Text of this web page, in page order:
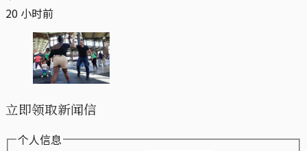
20 小时前
立即领取新闻信
个人信息